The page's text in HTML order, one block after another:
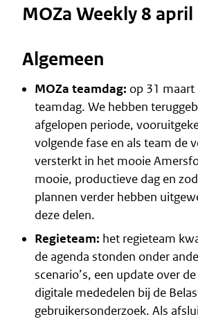
MOZa Weekly 8 april
Algemeen
MOZa teamdag: op 31 maart
teamdag. We hebben
afgelopen periode,
volgende fase en als team de
versterkt in het mooie
mooie, productieve dag en
plannen verder hebben
deze delen.
Regieteam: het regieteam
de agenda stonden onder
scenario’s, een update over
digitale mededelen bij de
gebruikersonderzoek. Als